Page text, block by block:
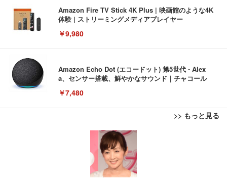
Amazon Fire TV Stick 4K Plus | 映画館のような4K
体験 | ストリーミングメディアプレイヤー
￥9,980
Amazon Echo Dot (エコードット) 第5世代 - Alex
a、センサー搭載、鮮やかなサウンド｜チャコール
￥7,480
>> もっと見る
[EdoErgo] オフィスチェア 椅子 テレワーク 疲れな
い 跳ね上げ式アームレスト コンパクト 約105度ロッ
キング pc 事務椅子 360度回転 座面昇降 強化ナイロ
ン樹脂ベース 通気性メッシュ 在宅ワーク H-WY01
(黒網+黒枠+黒足)
EIZO ビジネス向けプレミアムモニター | FlexScan
EV3240X-WT | 31.5型4K UHD・USB Type-C・ホワ
￥105,595
Amazonベーシック ペットシーツ 薄型 レギュラー 1
回使い捨て 無香料 ホワイト 300枚